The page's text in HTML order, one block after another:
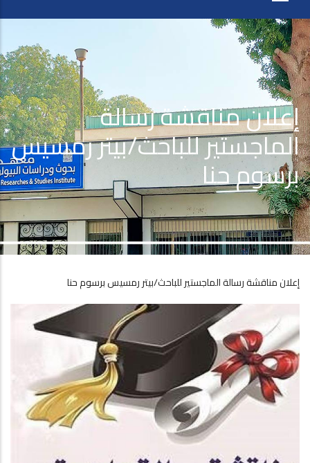
إعلان مناقشة رسالة
الماجستير للباحث/بيتر رمسيس
برسوم حنا
إعلان مناقشة رسالة الماجستير للباحث/بيتر رمسيس برسوم حنا